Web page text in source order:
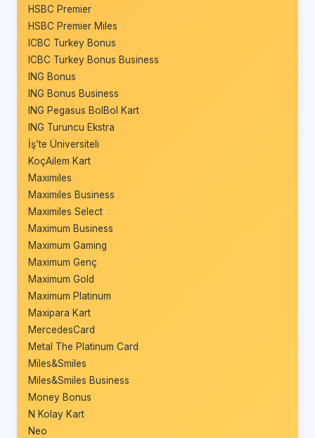
HSBC Premier
HSBC Premier Miles
ICBC Turkey Bonus
ICBC Turkey Bonus Business
ING Bonus
ING Bonus Business
ING Pegasus BolBol Kart
ING Turuncu Ekstra
İş’te Üniversiteli
KoçAilem Kart
Maximiles
Maximiles Business
Maximiles Select
Maximum Business
Maximum Gaming
Maximum Genç
Maximum Gold
Maximum Platinum
Maxipara Kart
MercedesCard
Metal The Platinum Card
Miles&Smiles
Miles&Smiles Business
Money Bonus
N Kolay Kart
Neo